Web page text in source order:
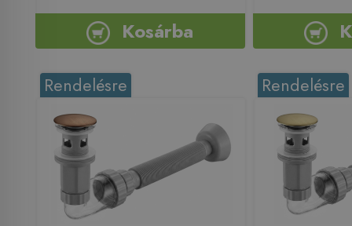
Kosárba
Rendelésre Rendelésre